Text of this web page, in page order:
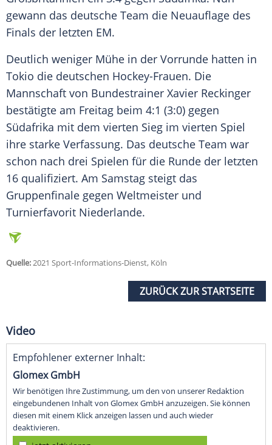
gewann das deutsche Team die Neuauflage des
Finals der letzten EM.
Deutlich weniger Mühe in der Vorrunde hatten in
Tokio die deutschen Hockey-Frauen. Die
Mannschaft von Bundestrainer Xavier Reckinger
bestätigte am Freitag beim 4:1 (3:0) gegen
Südafrika mit dem vierten Sieg im vierten Spiel
ihre starke Verfassung. Das deutsche Team war
schon nach drei Spielen für die Runde der letzten
16 qualifiziert. Am Samstag steigt das
Gruppenfinale gegen Weltmeister und
Turnierfavorit Niederlande.
Quelle:2021 Sport-Informations-Dienst, Köln
ZURÜCK ZUR STARTSEITE
Video
Empfohlener externer Inhalt:
Glomex GmbH
Wir benötigen Ihre Zustimmung, um den von unserer Redaktion
eingebundenen Inhalt von Glomex GmbH anzuzeigen. Sie können
diesen mit einem Klick anzeigen lassen und auch wieder
deaktivieren.